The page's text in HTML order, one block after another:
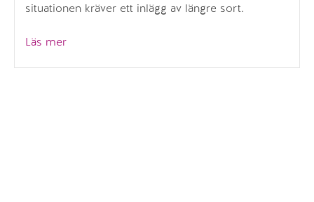
situationen kräver ett inlägg av längre sort.
Läs mer”Sjötunga